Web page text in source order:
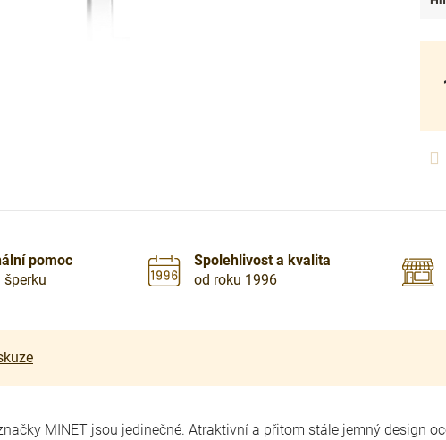
pomoc
šperku
Spolehlivost a kvalita
od roku 1996
MINET jsou jedinečné. Atraktivní a přitom stále jemný design